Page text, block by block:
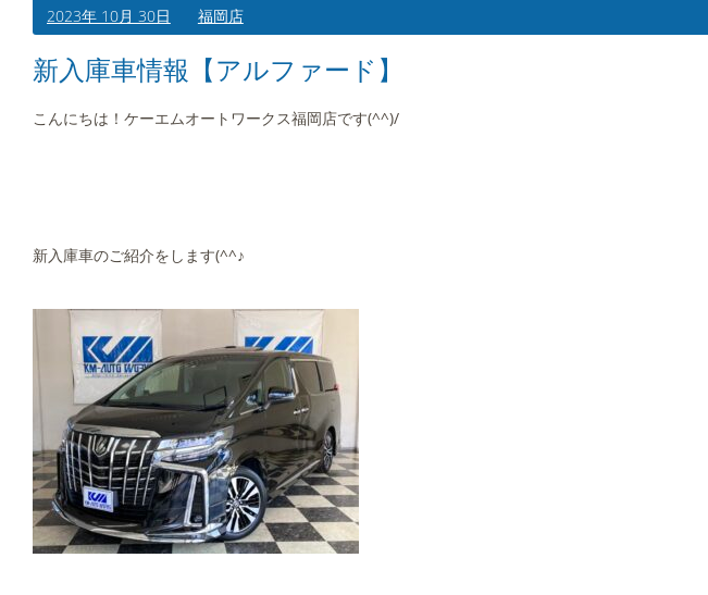
2023年 10月 30日 福岡店
新入庫車情報【アルファード】
こんにちは！ケーエムオートワークス福岡店です(^^)/
新入庫車のご紹介をします(^^♪